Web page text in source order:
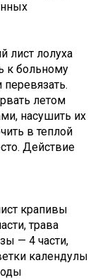
лист лолуха
к больному
летом
насушить их
в теплой
Действие
крапивы
трава
— 4 части,
календулы